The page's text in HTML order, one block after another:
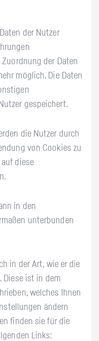
der Nutzer
der Daten
möglich. Die Daten
gespeichert.
die Nutzer durch
von Cookies zu
diese
in den
unterbunden
in der Art, wie er die
Diese ist in dem
welches Ihnen
ändern
finden sie für die
Links: